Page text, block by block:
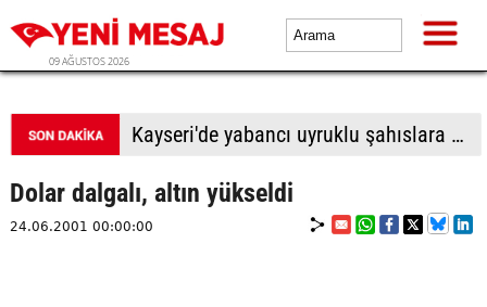
09 AĞUSTOS 2026
BTP Antalya İl Başkanlığından yoğun mesai: İl binasında ve Manavgat'ta üye buluşmaları
Dolar dalgalı, altın yükseldi
24.06.2001 00:00:00